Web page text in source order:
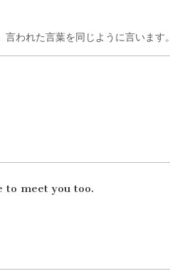
われた言葉を同じように言います。
to meet you too.